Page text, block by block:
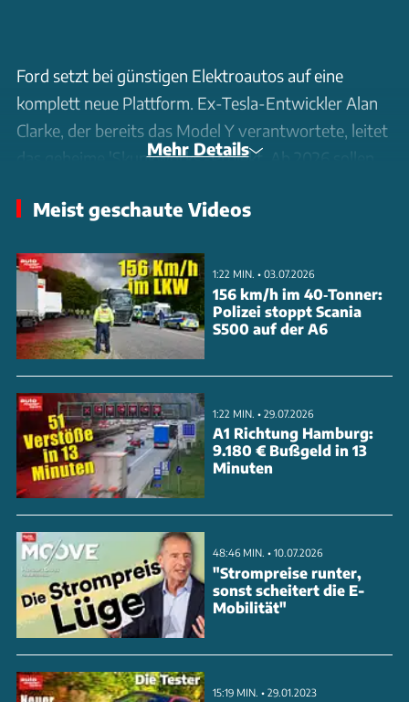
Ford setzt bei günstigen Elektroautos auf eine
komplett neue Plattform. Ex-Tesla-Entwickler Alan
Clarke, der bereits das Model Y verantwortete, leitet
das geheime 'Skunkworks'-Projekt. Ab 2026 sollen
Batterien auf den Markt kommen - zu Preisen ab
Die neue Budget-Plattform wird im kalifornischen
Entwicklungszentrum Long Beach mit 450
Mitarbeitern vorangetrieben. Sie soll den Preiskampf
mit chinesischen Herstellern und Tesla aufnehmen.
Der Puma-Nachfolger könnte eines der ersten
Modelle sein. Nach massiven Verlusten von 4,7
Milliarden Dollar im E-Auto-Segment 2023 setzt
Ford damit auf einen Neustart bei günstigen
Elektrofahrzeugen.
Mehr Details
Meist geschaute Videos
1:22 MIN. • 03.07.2026
156 km/h im 40‑Tonner:
Polizei stoppt Scania
S500 auf der A6
1:22 MIN. • 29.07.2026
A1 Richtung Hamburg:
9.180 € Bußgeld in 13
Minuten
48:46 MIN. • 10.07.2026
"Strompreise runter,
sonst scheitert die E-
Mobilität"
15:19 MIN. • 29.01.2023